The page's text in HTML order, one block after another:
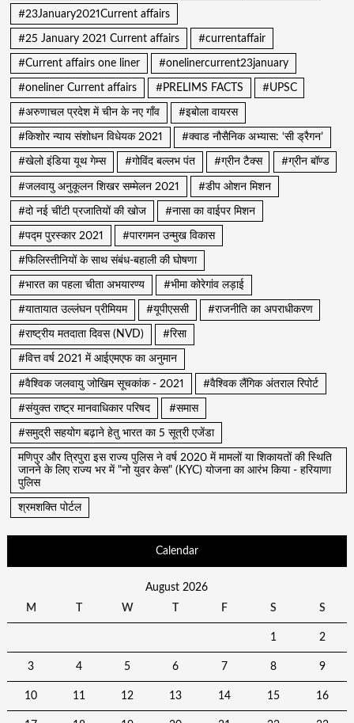
#23January2021Current affairs
#25 January 2021 Current affairs #currentaffair
#Current affairs one liner #onelinercurrent23january
#oneliner Current affairs #PRELIMS FACTS #UPSC
#अरुणाचल प्रदेश में चीन के नए गाँव #इबोला वायरस
#किशोर न्याय संशोधन विधेयक 2021 #क्वाड नौसैनिक अभ्यास: ‘सी ड्रैगन’
#खेलो इंडिया यूथ गेम्स #गोविंद बल्लभ पंत #ग्रीन टैक्स #ग्रीन बॉण्ड
#जलवायु अनुकूलन शिखर सम्मेलन 2021 #डीप ओशन मिशन
#दो नई चींटी प्रजातियों की खोज #नासा का वाईपर मिशन
#पद्म पुरस्कार 2021 #पारगमन उन्मुख विकास
#फिलिस्तीनियों के साथ संबंध-बहाली की घोषणा
#भारत का पहला चीता अभयारण्य #भीमा कोरेगांव लड़ाई
#यातायात उल्लंघन प्रीमियम #यूपीएससी #राजनीति का अपराधीकरण
#राष्ट्रीय मतदाता दिवस (NVD) #रिसा
#वित्त वर्ष 2021 में आईएमएफ का अनुमान
#वैश्विक जलवायु जोखिम सूचकांक - 2021 #वैश्विक लैंगिक अंतराल रिपोर्ट
#संयुक्त राष्ट्र मानवाधिकार परिषद #समास
#समुद्री सहयोग बढ़ाने हेतु भारत का 5 सूत्री एजेंडा
मणिपुर और त्रिपुरा इस राज्य पुलिस ने वर्ष 2020 में मामलों या शिकायतों की स्थिति
जानने के लिए राज्य भर में "नो युवर केस" (KYC) योजना का आरंभ किया - हरियाणा
पुलिस
श्रमशक्ति पोर्टल
Calendar
August 2026
M
T W T F S S
1 2
3 4 5 6 7 8 9
10 11 12 13 14 15 16